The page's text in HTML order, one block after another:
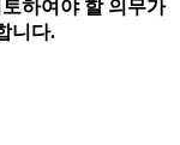
하여야 할 의무가
니다.